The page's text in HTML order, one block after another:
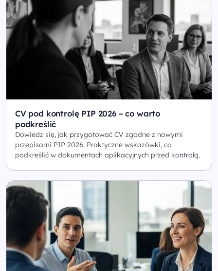
CV pod kontrolę PIP 2026 – co warto
podkreślić
Dowiedz się, jak przygotować CV zgodne z nowymi
przepisami PIP 2026. Praktyczne wskazówki, co
podkreślić w dokumentach aplikacyjnych przed kontrolą.